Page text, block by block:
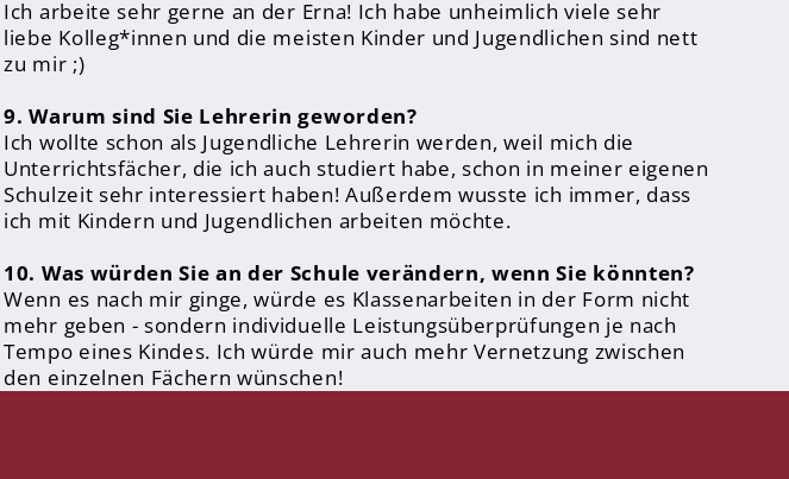
Ich arbeite sehr gerne an der Erna! Ich habe unheimlich viele sehr
liebe Kolleg*innen und die meisten Kinder und Jugendlichen sind nett
zu mir ;)
9. Warum sind Sie Lehrerin geworden?
Ich wollte schon als Jugendliche Lehrerin werden, weil mich die
Unterrichtsfächer, die ich auch studiert habe, schon in meiner eigenen
Schulzeit sehr interessiert haben! Außerdem wusste ich immer, dass
ich mit Kindern und Jugendlichen arbeiten möchte.
10. Was würden Sie an der Schule verändern, wenn Sie könnten?
Wenn es nach mir ginge, würde es Klassenarbeiten in der Form nicht
mehr geben - sondern individuelle Leistungsüberprüfungen je nach
Tempo eines Kindes. Ich würde mir auch mehr Vernetzung zwischen
den einzelnen Fächern wünschen!